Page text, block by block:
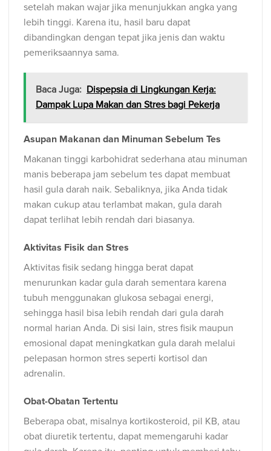
setelah makan wajar jika menunjukkan angka yang
lebih tinggi. Karena itu, hasil baru dapat
dibandingkan dengan tepat jika jenis dan waktu
pemeriksaannya sama.
Baca Juga: Dispepsia di Lingkungan Kerja:
Dampak Lupa Makan dan Stres bagi Pekerja
Asupan Makanan dan Minuman Sebelum Tes
Makanan tinggi karbohidrat sederhana atau minuman
manis beberapa jam sebelum tes dapat membuat
hasil gula darah naik. Sebaliknya, jika Anda tidak
makan cukup atau terlambat makan, gula darah
dapat terlihat lebih rendah dari biasanya.
Aktivitas Fisik dan Stres
Aktivitas fisik sedang hingga berat dapat
menurunkan kadar gula darah sementara karena
tubuh menggunakan glukosa sebagai energi,
sehingga hasil bisa lebih rendah dari gula darah
normal harian Anda. Di sisi lain, stres fisik maupun
emosional dapat meningkatkan gula darah melalui
pelepasan hormon stres seperti kortisol dan
adrenalin.
Obat-Obatan Tertentu
Beberapa obat, misalnya kortikosteroid, pil KB, atau
obat diuretik tertentu, dapat memengaruhi kadar